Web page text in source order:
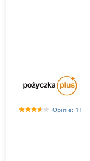
Opinie: 11